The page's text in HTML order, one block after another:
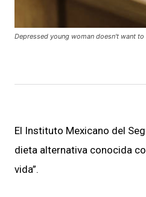
Depressed young woman doesn't want
El Instituto Mexicano del
dieta alternativa conocida
vida”.